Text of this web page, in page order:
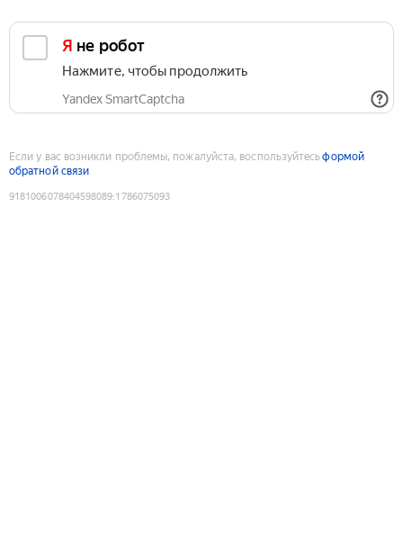
Я не робот
Нажмите, чтобы продолжить
Yandex SmartCaptcha
Если у вас возникли проблемы, пожалуйста, воспользуйтесьформой
обратной связи
9181006078404598089:1786075093